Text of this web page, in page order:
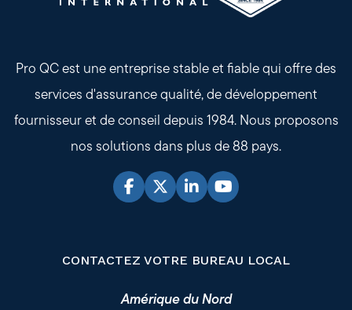
Pro QC est une entreprise stable et fiable qui offre des
services d'assurance qualité, de développement
fournisseur et de conseil depuis 1984. Nous proposons
nos solutions dans plus de 88 pays.
CONTACTEZ VOTRE BUREAU LOCAL
Amérique du Nord